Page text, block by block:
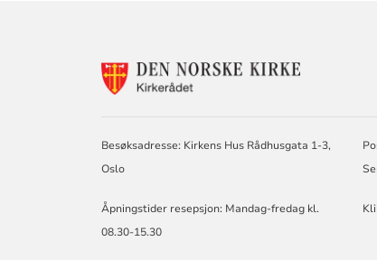
Besøksadresse: Kirkens Hus Rådhusgata 1-3,
Oslo
Åpningstider resepsjon: Mandag-fredag kl.
08.30-15.30